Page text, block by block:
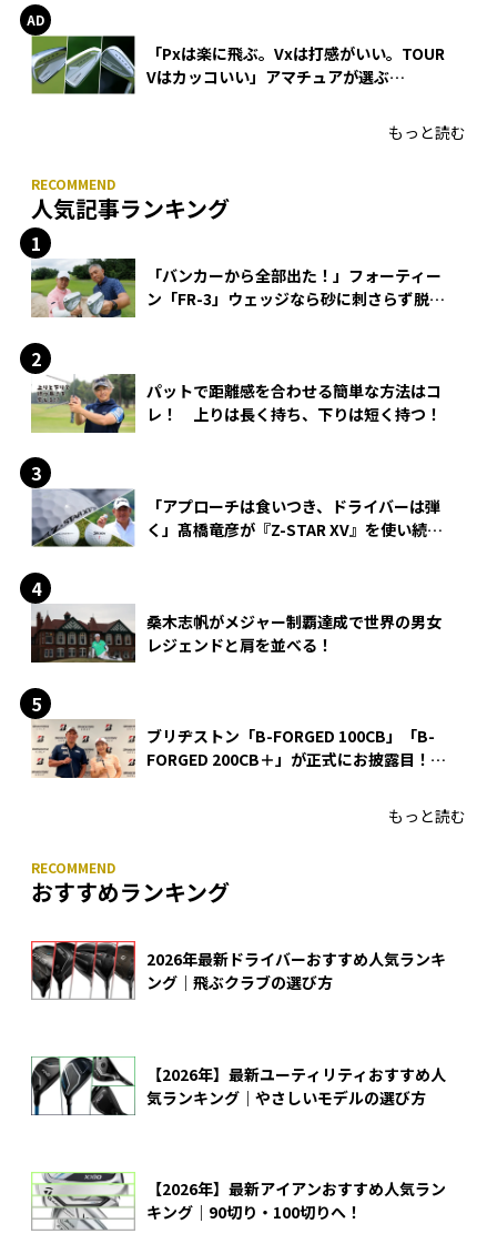
「Pxは楽に飛ぶ。Vxは打感がいい。TOUR
Vはカッコいい」アマチュアが選ぶ
もっと読む
人気記事ランキング
「バンカーから全部出た！」フォーティー
ン「FR-3」ウェッジなら砂に刺さらず脱出
パットで距離感を合わせる簡単な方法はコ
レ！ 上りは長く持ち、下りは短く持つ！
「アプローチは食いつき、ドライバーは弾
く」髙橋竜彦が『Z-STAR XV』を使い続け
桑木志帆がメジャー制覇達成で世界の男女
レジェンドと肩を並べる！
ブリヂストン「B-FORGED 100CB」「B-
FORGED 200CB＋」が正式にお披露目！
もっと読む
おすすめランキング
2026年最新ドライバーおすすめ人気ランキ
ング｜飛ぶクラブの選び方
【2026年】最新ユーティリティおすすめ人
気ランキング｜やさしいモデルの選び方
【2026年】最新アイアンおすすめ人気ラン
キング｜90切り・100切りへ！